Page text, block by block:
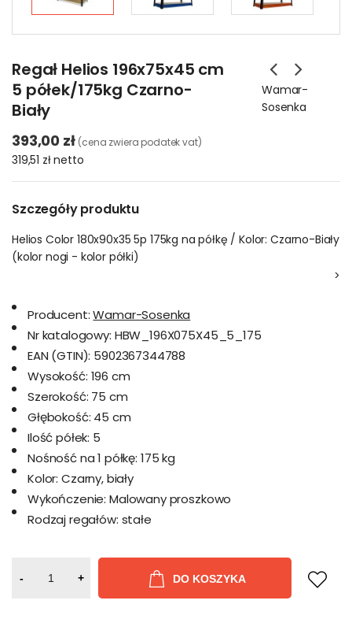
Regał Helios 196x75x45 cm
5 półek/175kg Czarno-
Biały
Wamar-
Sosenka
393,00 zł (cena zwiera podatek vat)
319,51 złnetto
Szczegóły produktu
Helios Color 180x90x35 5p 175kg na półkę / Kolor: Czarno-Biały
(kolor nogi - kolor półki)
>
Producent: Wamar-Sosenka
Nr katalogowy: HBW_196X075X45_5_175
EAN (GTIN): 5902367344788
Wysokość: 196 cm
Szerokość: 75 cm
Głębokość: 45 cm
Ilość półek: 5
Nośność na 1 półkę: 175 kg
Kolor: Czarny, biały
Wykończenie: Malowany proszkowo
Rodzaj regałów: stałe
- + DO KOSZYKA